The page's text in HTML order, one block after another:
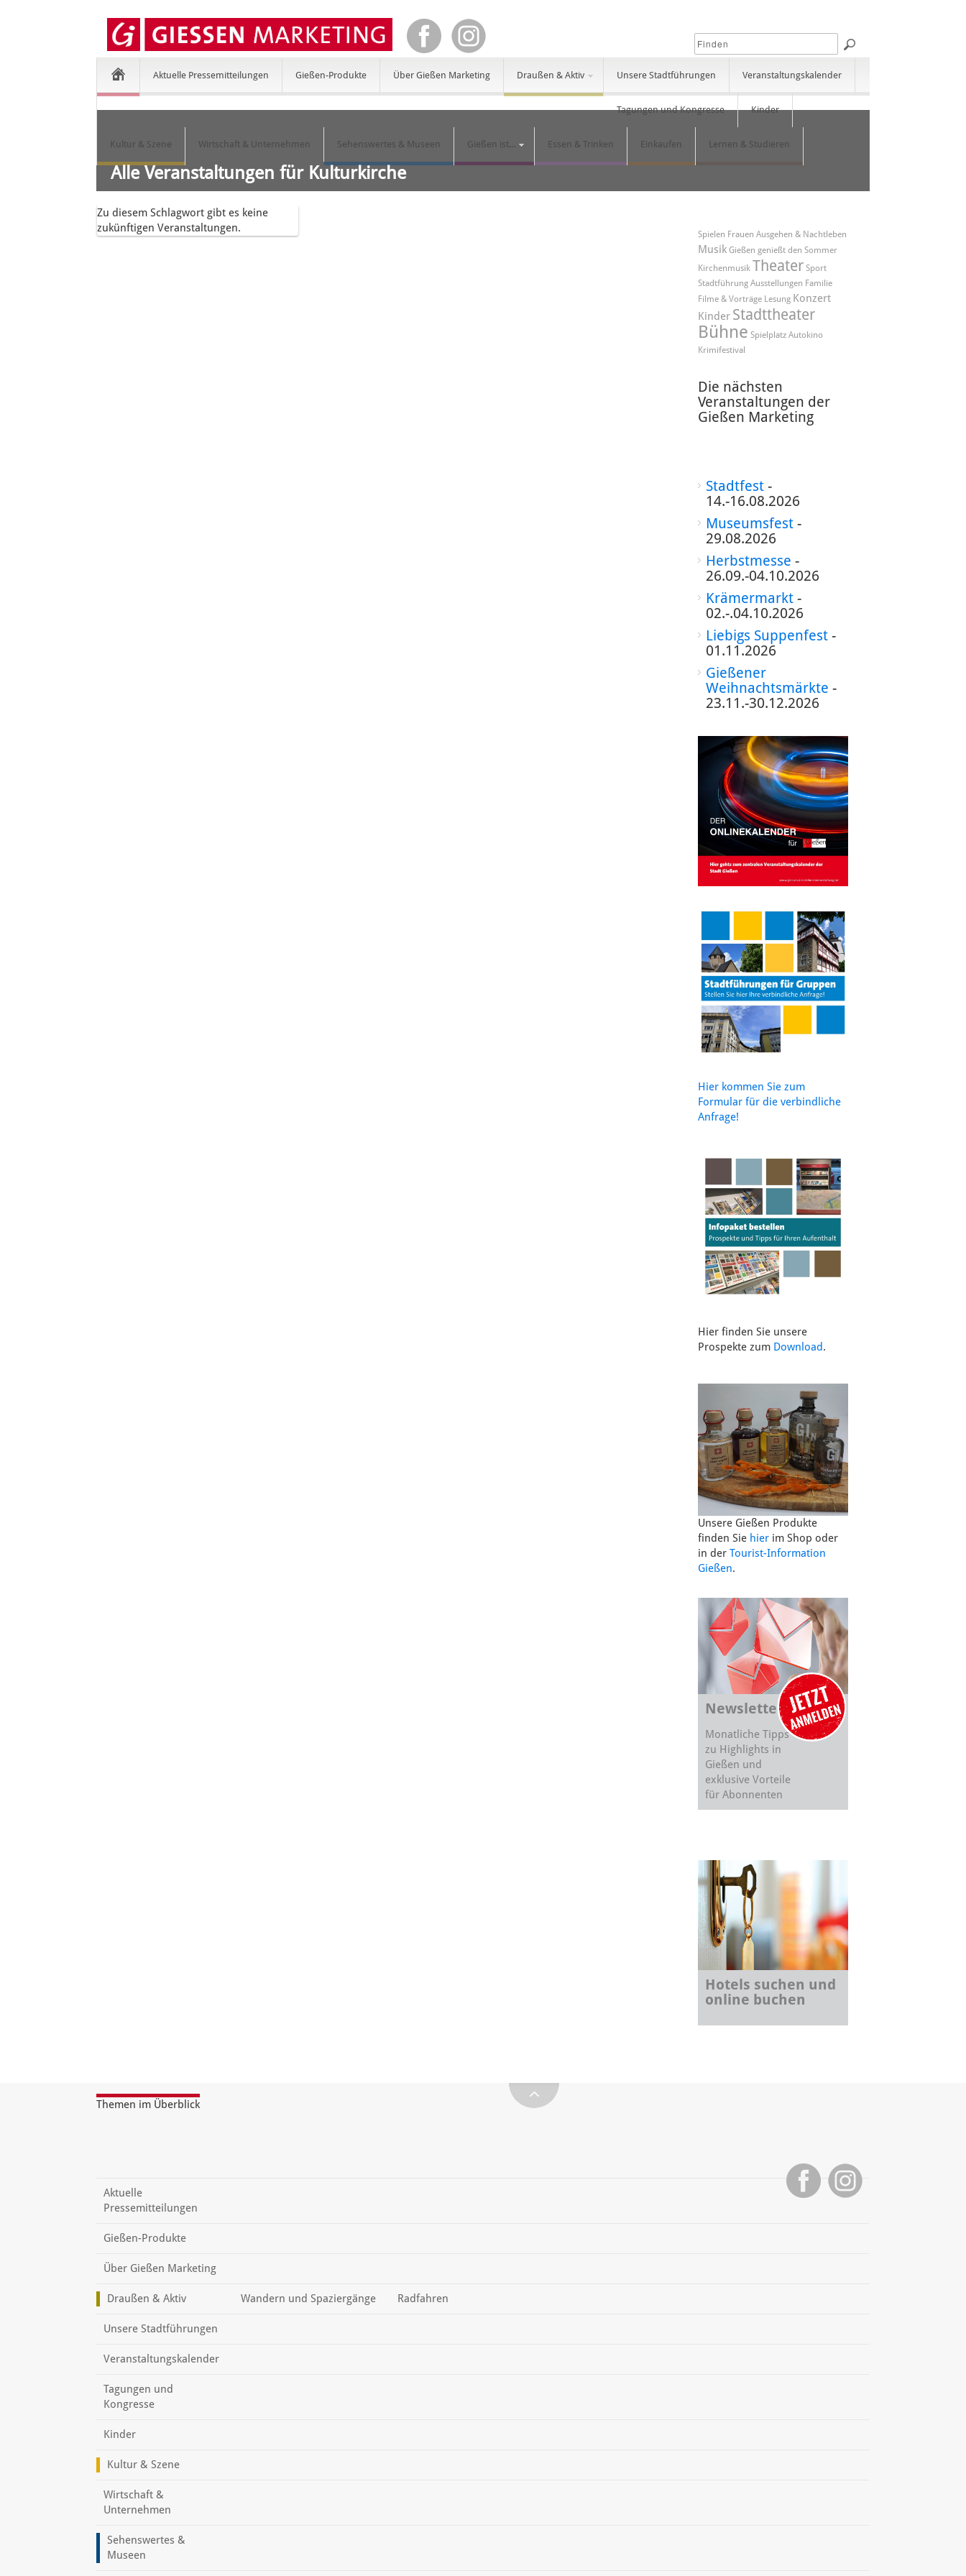
Aktuelle Pressemitteilungen Gießen-Produkte Über Gießen Marketing Draußen & Aktiv Unsere Stadtführungen Veranstaltungskalender
Tagungen und Kongresse Kinder
Kultur & Szene Wirtschaft & Unternehmen Sehenswertes & Museen Gießen ist... Essen & Trinken Einkaufen Lernen & Studieren
Alle Veranstaltungen für Kulturkirche
Zu diesem Schlagwort gibt es keine
zukünftigen Veranstaltungen.
Spielen Frauen Ausgehen & Nachtleben
Musik Gießen genießt den Sommer
Kirchenmusik Theater Sport
Stadtführung Ausstellungen Familie
Filme & Vorträge Lesung Konzert
Kinder Stadttheater
Bühne Spielplatz Autokino
Krimifestival
Die nächsten
Veranstaltungen der
Gießen Marketing
Stadtfest-
14.-16.08.2026
Museumsfest-
29.08.2026
Herbstmesse -
26.09.-04.10.2026
Krämermarkt-
02.-.04.10.2026
Liebigs Suppenfest-
01.11.2026
Gießener
Weihnachtsmärkte -
23.11.-30.12.2026
Hier kommen Sie zum
Formular für die verbindliche
Anfrage!
Hier finden Sie unsere
Prospekte zum Download.
Unsere Gießen Produkte
finden Sie hierim Shop oder
in der Tourist-Information
Gießen.
Newsletter
Monatliche Tipps
zu Highlights in
Gießen und
exklusive Vorteile
für Abonnenten
Hotels suchen und
online buchen
Themen im Überblick
Aktuelle
Pressemitteilungen
Gießen-Produkte
Über Gießen Marketing
Draußen & Aktiv Wandern und Spaziergänge Radfahren
Unsere Stadtführungen
Veranstaltungskalender
Tagungen und
Kongresse
Kinder
Kultur & Szene
Wirtschaft &
Unternehmen
Sehenswertes &
Museen